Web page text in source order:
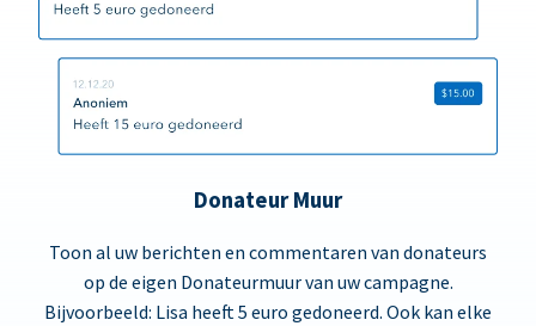
Donateur Muur
Toon al uw berichten en commentaren van donateurs
op de eigen Donateurmuur van uw campagne.
Bijvoorbeeld: Lisa heeft 5 euro gedoneerd. Ook kan elke